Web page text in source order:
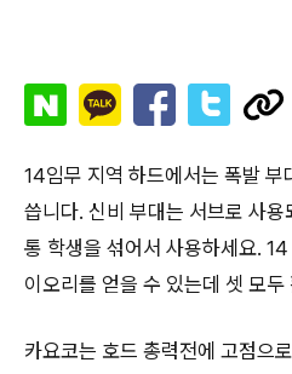
14임무 지역 하드에서는 폭발 부
씁니다. 신비 부대는 서브로 사
통 학생을 섞어서 사용하세요. 14
이오리를 얻을 수 있는데 셋 모두
카요코는 호드 총력전에 고점으